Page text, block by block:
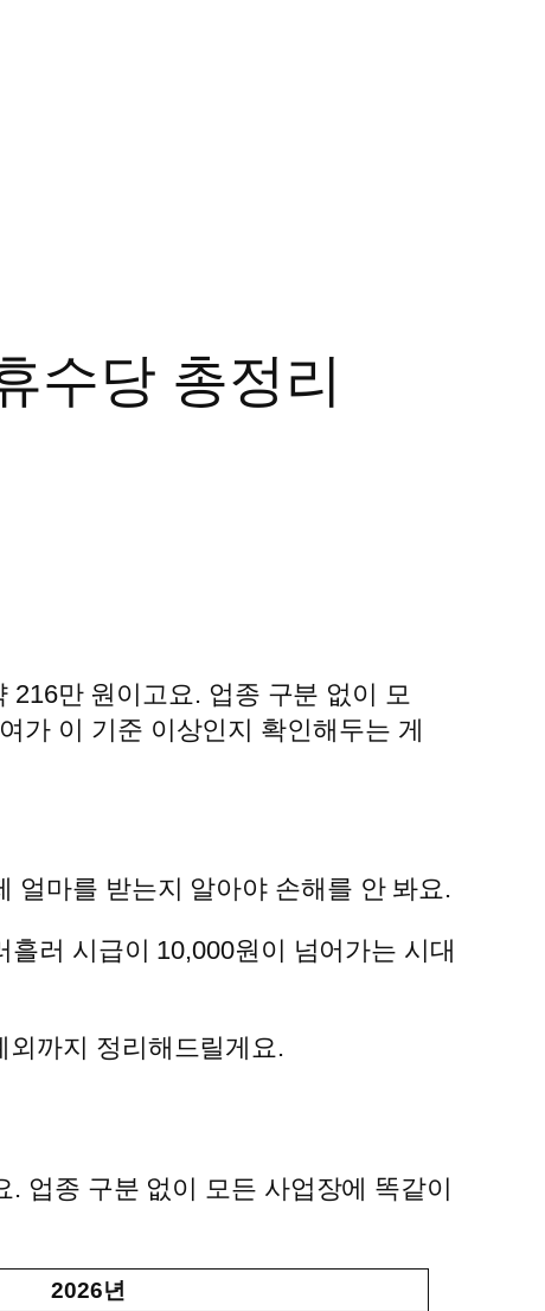
수당 총정리
만 원이고요. 업종 구분 없이 모
가 이 기준 이상인지 확인해두는 게
얼마를 받는지 알아야 손해를 안 봐요.
러 시급이 10,000원이 넘어가는 시대
까지 정리해드릴게요.
업종 구분 없이 모든 사업장에 똑같이
2026년